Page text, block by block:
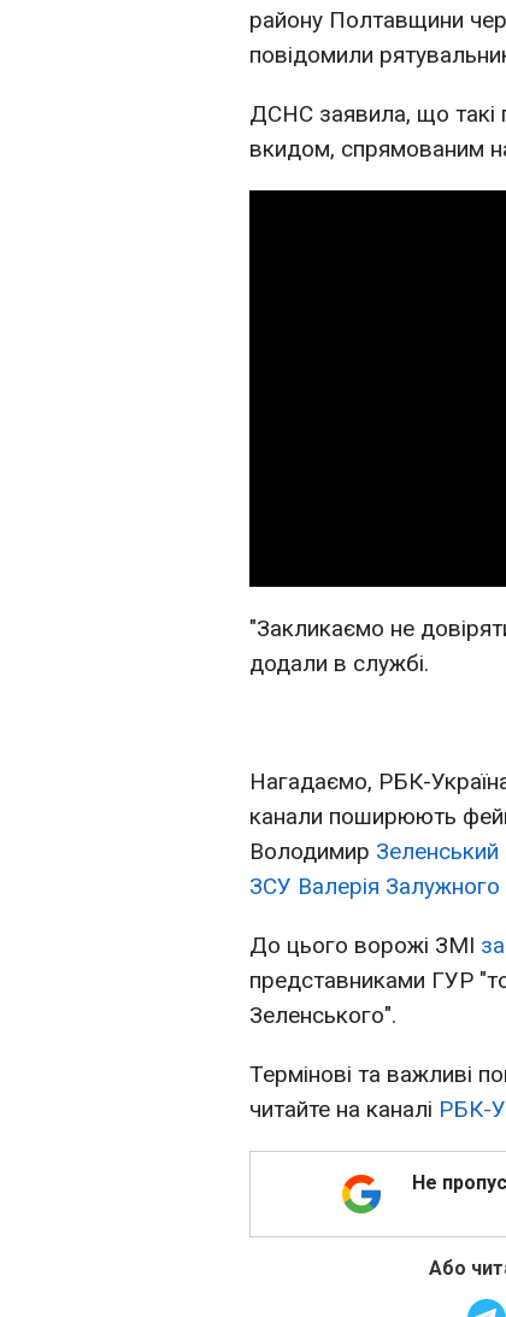
району Полтавщини
повідомили
ДСНС заявила, що такі
вкидом, спрямованим на
"Закликаємо не
додали в службі.
Нагадаємо, РБК-
канали поширюють
Володимир
ЗСУ Валерія
До цього ворожі ЗМІ
представниками ГУР
Зеленського".
Термінові та важливі
читайте на каналі РБК-
Не
Або